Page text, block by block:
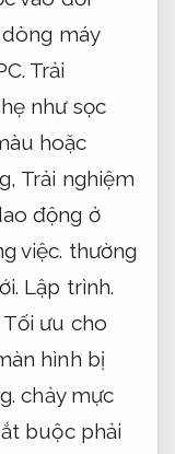
dòng máy
Trải
như sọc
hoặc
Trải nghiệm
động ở
việc. thường
Lập trình.
Tối ưu cho
hình bị
chảy mực
buộc phải